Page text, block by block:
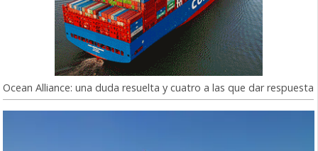
Ocean Alliance: una duda resuelta y cuatro a las que dar respuesta